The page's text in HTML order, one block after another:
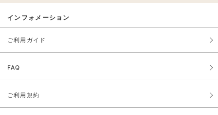
インフォメーション
ご利用ガイド
FAQ
ご利用規約